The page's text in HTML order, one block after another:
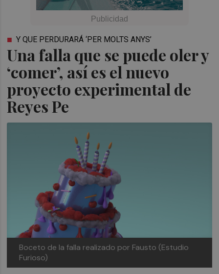
Una falla que se puede oler y
‘comer’, así es el nuevo
proyecto experimental de
Reyes Pe
Y QUE PERDURARÁ ‘PER MOLTS ANYS’
Boceto de la falla realizado por Fausto (Estudio
Furioso)